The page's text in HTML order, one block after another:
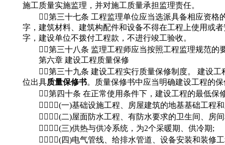
施工质量实施监理，并对施工质量承担监理责任。
第三十七条 工程监理单位应当选派具备相应资格
字，建筑材料、建筑构配件和设备不得在工程上使用或
字，建设单位不拨付工程款，不进行竣工验收。
第三十八条 监理工程师应当按照工程监理规范的
第六章 建设工程质量保修
第三十九条 建设工程实行质量保修制度。 建设工
位出具质量保修书。质量保修书中应当明确建设工程的
第四十条 在正常使用条件下，建设工程的最低保
(一)基础设施工程、房屋建筑的地基基础工程和
(二)屋面防水工程、有防水要求的卫生间、房间
(三)供热与供冷系统，为2个采暖期、供冷期;
(四)电气管线、给排水管道、设备安装和装修工